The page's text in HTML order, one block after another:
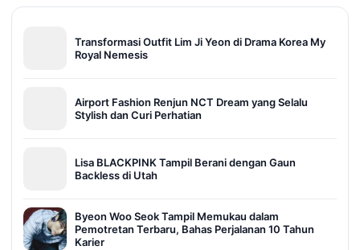
Transformasi Outfit Lim Ji Yeon di Drama Korea My
Royal Nemesis
Airport Fashion Renjun NCT Dream yang Selalu
Stylish dan Curi Perhatian
Lisa BLACKPINK Tampil Berani dengan Gaun
Backless di Utah
Byeon Woo Seok Tampil Memukau dalam
Pemotretan Terbaru, Bahas Perjalanan 10 Tahun
Karier